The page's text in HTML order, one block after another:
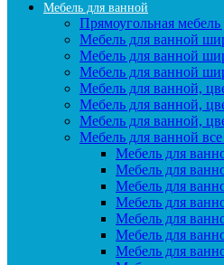
Мебель для ванной
Прямоугольная
Мебель для ванной
Мебель для ванной
Мебель для ванной
Мебель для ванной,
Мебель для ванной,
Мебель для ванной,
Мебель для ванной
Мебель для
Мебель для
Мебель для
Мебель для
Мебель для
Мебель для
Мебель для